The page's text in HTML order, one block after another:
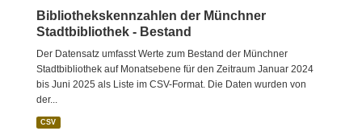
Bibliothekskennzahlen der Münchner
Stadtbibliothek - Bestand
Der Datensatz umfasst Werte zum Bestand der Münchner
Stadtbibliothek auf Monatsebene für den Zeitraum Januar 2024
bis Juni 2025 als Liste im CSV-Format. Die Daten wurden von
der...
CSV